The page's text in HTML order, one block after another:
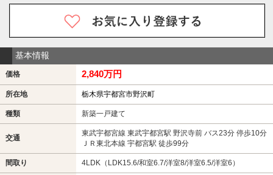
基本情報
価格 2,840万円
所在地 栃木県宇都宮市野沢町
種類 新築一戸建て
交通
東武宇都宮線 東武宇都宮駅 野沢寺前 バス23分 停歩10分
ＪＲ東北本線 宇都宮駅 徒歩99分
間取り 4LDK（LDK15.6/和室6.7/洋室8/洋室6.5/洋室6）